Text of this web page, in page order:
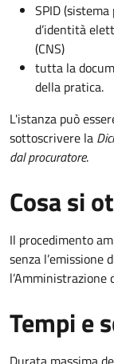
SPID
d’identità
(CNS)
tutta la
della pratica.
L'istanza può
sottoscrivere la
dal procuratore.
Cosa si
Il procedimento
senza l’emissione
l’Amministrazione
Tempi e